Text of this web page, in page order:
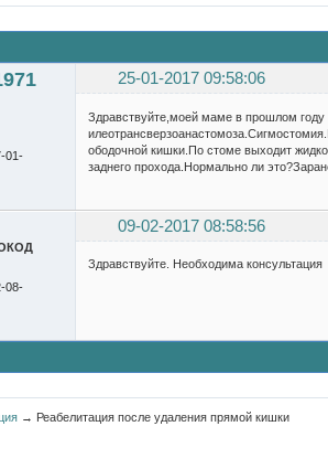
25-01-2017 09:58:06
01-
Здравствуйте,моей маме в прошлом
ободочной кишки.По стоме выходит
заднего прохода.Нормально ли
09-02-2017 08:58:56
08-
Здравствуйте. Необходима
→ Реабелитация после удаления прямой кишки